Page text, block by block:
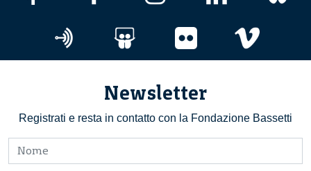
Newsletter
Registrati e resta in contatto con la Fondazione Bassetti